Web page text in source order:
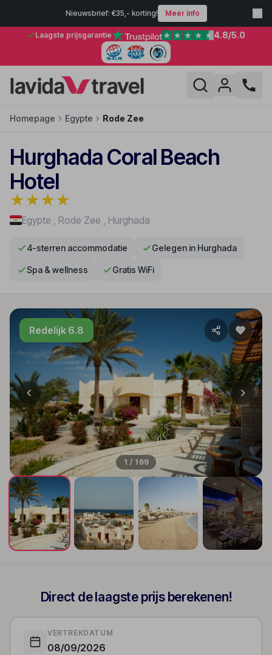
Nieuwsbrief: €35,- korting! Meer info
Laagste prijsgarantie 4.8/5.0
Homepage Egypte Rode Zee
Hurghada Coral Beach
Hotel
★★★★
Egypte , Rode Zee , Hurghada
4-sterren accommodatie Gelegen in Hurghada
Spa & wellness Gratis WiFi
Redelijk 6.8
1 / 169
Direct de laagste prijs berekenen!
VERTREKDATUM
08/09/2026